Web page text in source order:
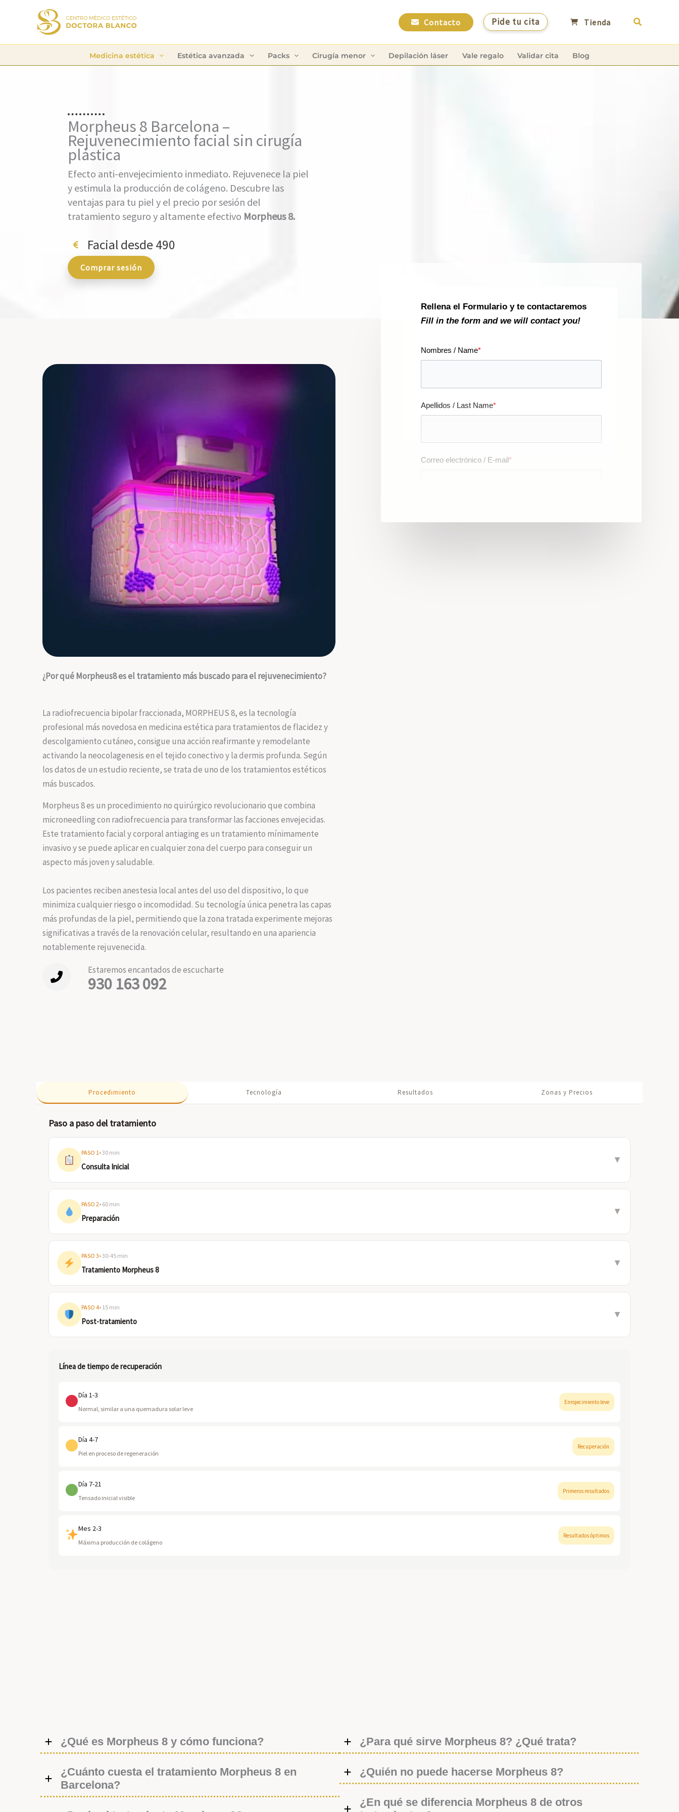
Contacto Pide tu cita Tienda Buscar
Medicina estética Estética avanzada Packs Cirugía menor Depilación láser Vale regalo Validar cita Blog
Morpheus 8 Barcelona –
Rejuvenecimiento facial sin cirugía
plástica
Efecto anti-envejecimiento inmediato. Rejuvenece la piel
y estimula la producción de colágeno. Descubre las
ventajas para tu piel y el precio por sesión del
tratamiento seguro y altamente efectivo Morpheus 8.
Facial desde 490
Comprar sesión
¿Por qué Morpheus8 es el tratamiento más buscado para el rejuvenecimiento?
La radiofrecuencia bipolar fraccionada, MORPHEUS 8, es la tecnología
profesional más novedosa en medicina estética para tratamientos de flacidez y
descolgamiento cutáneo, consigue una acción reafirmante y remodelante
activando la neocolagenesis en el tejido conectivo y la dermis profunda. Según
los datos de un estudio reciente, se trata de uno de los tratamientos estéticos
más buscados.
Morpheus 8 es un procedimiento no quirúrgico revolucionario que combina
microneedling con radiofrecuencia para transformar las facciones envejecidas.
Este tratamiento facial y corporal antiaging es un tratamiento mínimamente
invasivo y se puede aplicar en cualquier zona del cuerpo para conseguir un
aspecto más joven y saludable.
Los pacientes reciben anestesia local antes del uso del dispositivo, lo que
minimiza cualquier riesgo o incomodidad. Su tecnología única penetra las capas
más profundas de la piel, permitiendo que la zona tratada experimente mejoras
significativas a través de la renovación celular, resultando en una apariencia
notablemente rejuvenecida.
Estaremos encantados de escucharte
930 163 092
Rellena el Formulario y te contactaremos
Fill in the form and we will contact you!
Nombres / Name*
Apellidos / Last Name*
Correo electrónico / E-mail*
Procedimiento Tecnología Resultados Zonas y Precios
Paso a paso del tratamiento
PASO 1 • 30 min
Consulta Inicial
▼
PASO 2• 60 min
Preparación
▼
PASO 3• 30-45 min
Tratamiento Morpheus 8
▼
PASO 4• 15 min
Post-tratamiento
▼
Línea de tiempo de recuperación
Día 1-3
Normal, similar a una quemadura solar leve
Enrojecimiento leve
Día 4-7
Piel en proceso de regeneración
Recuperación
Día 7-21
Tensado inicial visible
Primeros resultados
Mes 2-3
Máxima producción de colágeno
Resultados óptimos
¿Qué es Morpheus 8 y cómo funciona?
¿Cuánto cuesta el tratamiento Morpheus 8 en
Barcelona?
¿Para qué sirve Morpheus 8? ¿Qué trata?
¿Quién no puede hacerse Morpheus 8?
¿En qué se diferencia Morpheus 8 de otros